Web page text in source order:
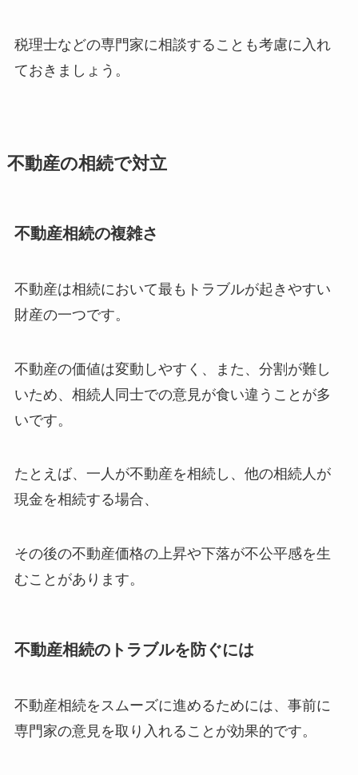
税理士などの専門家に相談することも考慮に入れ
ておきましょう。
不動産の相続で対立
不動産相続の複雑さ
不動産は相続において最もトラブルが起きやすい
財産の一つです。
不動産の価値は変動しやすく、また、分割が難し
いため、相続人同士での意見が食い違うことが多
いです。
たとえば、一人が不動産を相続し、他の相続人が
現金を相続する場合、
その後の不動産価格の上昇や下落が不公平感を生
むことがあります。
不動産相続のトラブルを防ぐには
不動産相続をスムーズに進めるためには、事前に
専門家の意見を取り入れることが効果的です。